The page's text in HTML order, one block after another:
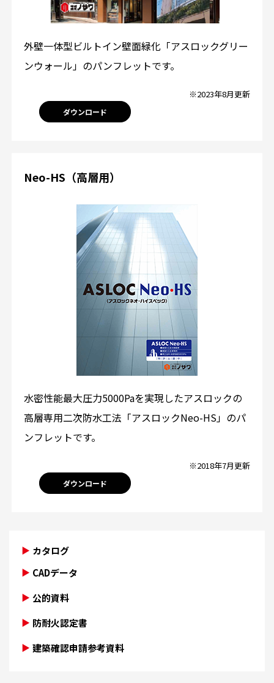
外壁一体型ビルトイン壁面緑化「アスロックグリー
ンウォール」のパンフレットです。
※2023年8月更新
ダウンロード
Neo-HS（高層用）
水密性能最大圧力5000Paを実現したアスロックの
高層専用二次防水工法「アスロックNeo-HS」のパ
ンフレットです。
※2018年7月更新
ダウンロード
カタログ
CADデータ
公的資料
防耐火認定書
建築確認申請参考資料